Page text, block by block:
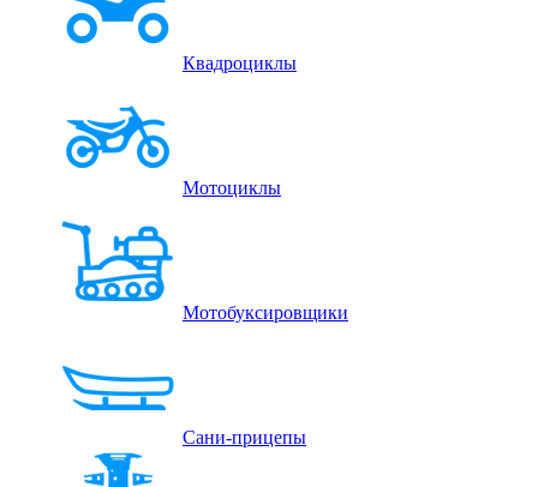
Квадроциклы
Мотоциклы
Мотобуксировщики
Сани-прицепы